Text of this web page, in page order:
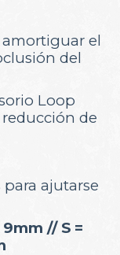
el
del
Loop
de
ajutarse
// S =